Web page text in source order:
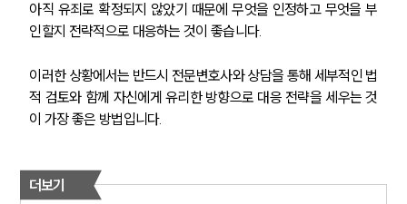
아직 유죄로 확정되지 않았기 때문에 무엇을 인정하고 무엇을 부
인할지 전략적으로 대응하는 것이 좋습니다.
이러한 상황에서는 반드시 전문변호사와 상담을 통해 세부적인 법
적 검토와 함께 자신에게 유리한 방향으로 대응 전략을 세우는 것
이 가장 좋은 방법입니다.
더보기